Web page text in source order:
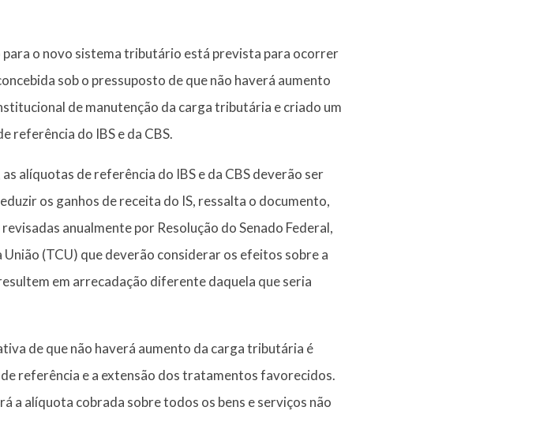
o novo sistema tributário está prevista para ocorrer
sob o pressuposto de que não haverá aumento
de manutenção da carga tributária e criado um
referência do IBS e da CBS.
alíquotas de referência do IBS e da CBS deverão ser
os ganhos de receita do IS, ressalta o documento,
anualmente por Resolução do Senado Federal,
(TCU) que deverão considerar os efeitos sobre a
em arrecadação diferente daquela que seria
de que não haverá aumento da carga tributária é
referência e a extensão dos tratamentos favorecidos.
a alíquota cobrada sobre todos os bens e serviços não